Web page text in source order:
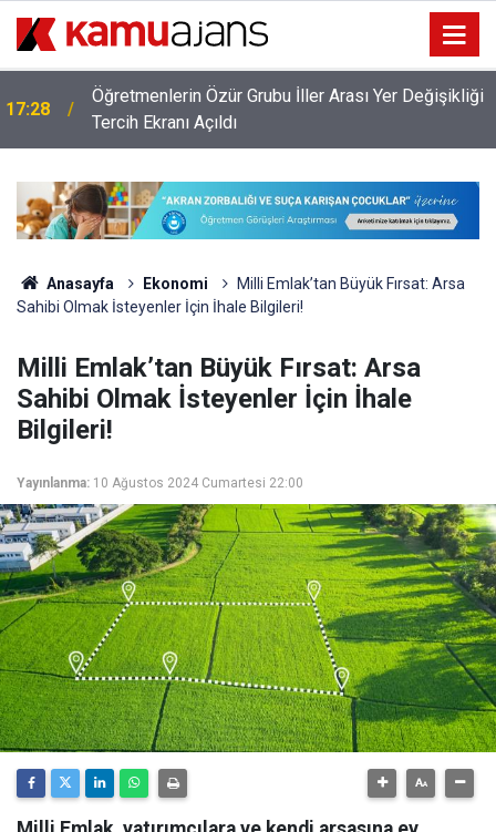
17:28
Öğretmenlerin Özür Grubu İller Arası Yer Değişikliği
Tercih Ekranı Açıldı
Anasayfa Ekonomi
Milli Emlak’tan Büyük Fırsat: Arsa
Sahibi Olmak İsteyenler İçin İhale Bilgileri!
Milli Emlak’tan Büyük Fırsat: Arsa
Sahibi Olmak İsteyenler İçin İhale
Bilgileri!
Yayınlanma: 10 Ağustos 2024 Cumartesi 22:00